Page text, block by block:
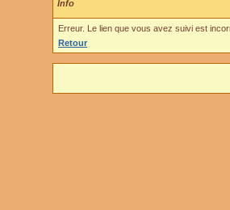
Info
Erreur. Le lien que vous avez suivi est
Retour